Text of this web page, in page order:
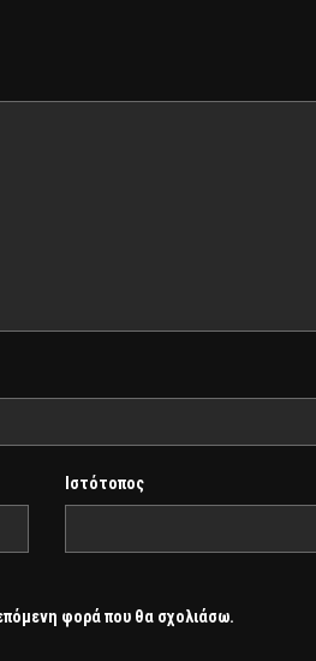
Ιστότοπος
φορά που θα σχολιάσω.